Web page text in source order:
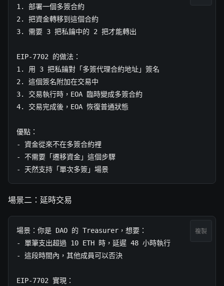
1. 部署一個多簽合約
2. 把資金轉移到這個合約
3. 需要 3 把私鑰中的 2 把才能轉出
EIP-7702 的做法：
1. 用 3 把私鑰對「多簽代理合約地址」簽名
2. 這個簽名附加在交易中
3. 交易執行時，EOA 臨時變成多簽合約
4. 交易完成後，EOA 恢復普通狀態
優點：
- 資金從來不在多簽合約裡
- 不需要「遷移資金」這個步驟
- 天然支持「單次多簽」場景
場景二：延時交易
場景：你是 DAO 的 Treasurer，想要：
- 單筆支出超過 10 ETH 時，延遲 48 小時執行
- 這段時間內，其他成員可以否決
EIP-7702 實現：
複製